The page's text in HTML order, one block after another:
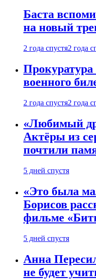
Баста
на новый
2 года спустя2 года
Прокуратура
военного
2 года спустя2 года
«Любимый
Актёры из
почтили
5 дней спустя
«Это была
Борисов
фильме
5 дней спустя
Анна
не будет